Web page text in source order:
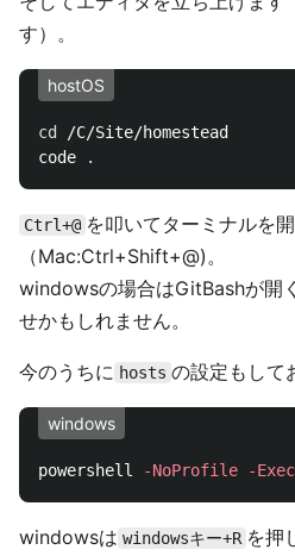
す）。
hostOS
cd
/C/Site/homestead
code
.
Ctrl+@ を叩いてターミナルを
（Mac:Ctrl+Shift+@)。
windowsの場合はGitBashが開
せかもしれません。
今のうちに hosts の設定もして
windows
powershell -NoProfile -
windowsは windowsキー+R を押